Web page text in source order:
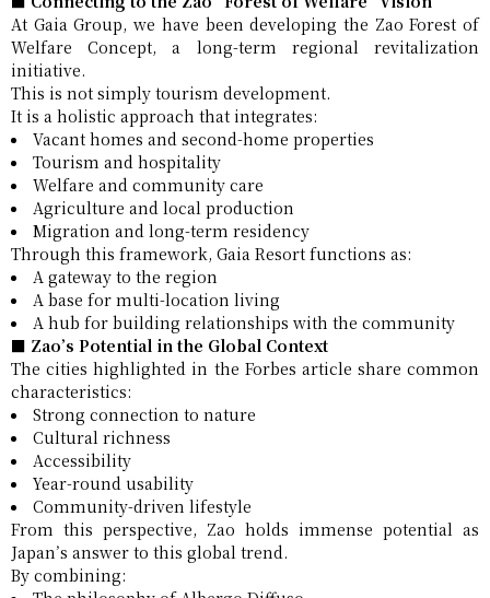
At Gaia Group, we have been developing the Zao Forest of
Welfare Concept, a long-term regional revitalization
initiative.
This is not simply tourism development.
It is a holistic approach that integrates:
Vacant homes and second-home properties
Tourism and hospitality
Welfare and community care
Agriculture and local production
Migration and long-term residency
Through this framework, Gaia Resort functions as:
A gateway to the region
A base for multi-location living
A hub for building relationships with the community
■ Zao’s Potential in the Global Context
The cities highlighted in the Forbes article share common
characteristics:
Strong connection to nature
Cultural richness
Accessibility
Year-round usability
Community-driven lifestyle
From this perspective, Zao holds immense potential as
Japan’s answer to this global trend.
By combining: